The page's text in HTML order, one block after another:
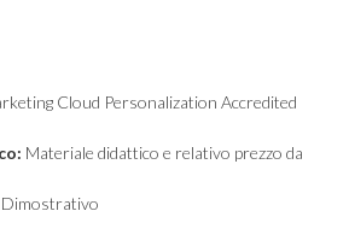
Cloud Personalization Accredited
Materiale didattico e relativo prezzo da
Dimostrativo